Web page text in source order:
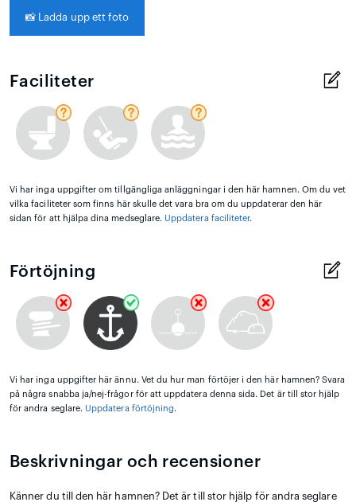
📸 Ladda upp ett foto
Faciliteter
Vi har inga uppgifter om tillgängliga anläggningar i den här hamnen. Om du vet
vilka faciliteter som finns här skulle det vara bra om du uppdaterar den här
sidan för att hjälpa dina medseglare. Uppdatera faciliteter.
Förtöjning
Vi har inga uppgifter här ännu. Vet du hur man förtöjer i den här hamnen? Svara
på några snabba ja/nej-frågor för att uppdatera denna sida. Det är till stor hjälp
för andra seglare. Uppdatera förtöjning.
Beskrivningar och recensioner
Känner du till den här hamnen? Det är till stor hjälp för andra seglare